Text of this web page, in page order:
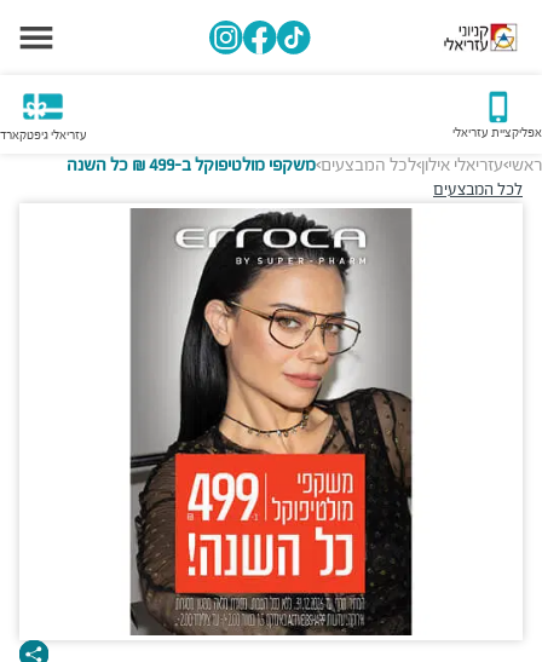
אפליקציית עזריאלי עזריאלי גיפטקארד
ראשי>עזריאלי אילון>לכל המבצעים>משקפי מולטיפוקל ב-499 ₪ כל השנה
לכל המבצעים